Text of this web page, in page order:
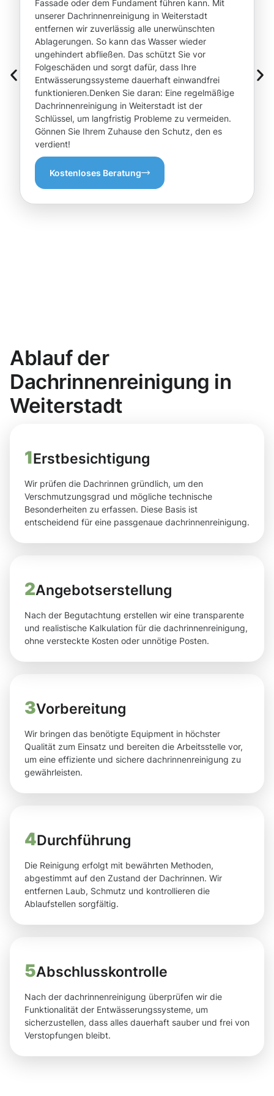
Fassade oder dem Fundament führen kann. Mit
unserer Dachrinnenreinigung in Weiterstadt
entfernen wir zuverlässig alle unerwünschten
Ablagerungen. So kann das Wasser wieder
ungehindert abfließen. Das schützt Sie vor
Folgeschäden und sorgt dafür, dass Ihre
Entwässerungssysteme dauerhaft einwandfrei
funktionieren.Denken Sie daran: Eine regelmäßige
Dachrinnenreinigung in Weiterstadt ist der
Schlüssel, um langfristig Probleme zu vermeiden.
Gönnen Sie Ihrem Zuhause den Schutz, den es
verdient!
Kostenloses Beratung
Ablauf der
Dachrinnenreinigung in
Weiterstadt
1Erstbesichtigung
Wir prüfen die Dachrinnen gründlich, um den
Verschmutzungsgrad und mögliche technische
Besonderheiten zu erfassen. Diese Basis ist
entscheidend für eine passgenaue dachrinnenreinigung.
2Angebotserstellung
Nach der Begutachtung erstellen wir eine transparente
und realistische Kalkulation für die dachrinnenreinigung,
ohne versteckte Kosten oder unnötige Posten.
3Vorbereitung
Wir bringen das benötigte Equipment in höchster
Qualität zum Einsatz und bereiten die Arbeitsstelle vor,
um eine effiziente und sichere dachrinnenreinigung zu
gewährleisten.
4Durchführung
Die Reinigung erfolgt mit bewährten Methoden,
abgestimmt auf den Zustand der Dachrinnen. Wir
entfernen Laub, Schmutz und kontrollieren die
Ablaufstellen sorgfältig.
5Abschlusskontrolle
Nach der dachrinnenreinigung überprüfen wir die
Funktionalität der Entwässerungssysteme, um
sicherzustellen, dass alles dauerhaft sauber und frei von
Verstopfungen bleibt.